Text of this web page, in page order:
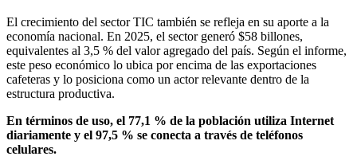
El crecimiento del sector TIC también se refleja en su aporte a la
economía nacional. En 2025, el sector generó $58 billones,
equivalentes al 3,5 % del valor agregado del país. Según el informe,
este peso económico lo ubica por encima de las exportaciones
cafeteras y lo posiciona como un actor relevante dentro de la
estructura productiva.
En términos de uso, el 77,1 % de la población utiliza Internet
diariamente y el 97,5 % se conecta a través de teléfonos
celulares.